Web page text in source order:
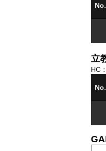
No.
立
HC
No.